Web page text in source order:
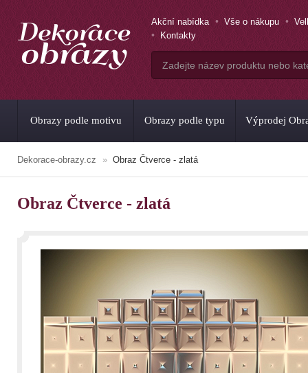
Akční nabídka Vše o nákupu
Kontakty
Obrazy podle motivu Obrazy podle typu Výprodej
Dekorace-obrazy.cz Obraz Čtverce - zlatá
Obraz Čtverce - zlatá